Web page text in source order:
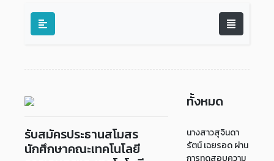
รับสมัครประธานสโมสร
นักศึกษาคณะเทคโนโลยี
ทั้งหมด
นางสาวสุจินดา
รัตน์ เฉยรอด ผ่าน
การทดสอบความ